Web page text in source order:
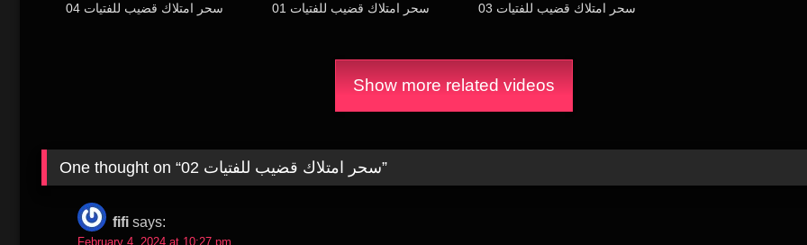
سحر امتلاك قضيب للفتيات 04 سحر امتلاك قضيب للفتيات 01 سحر امتلاك قضيب للفتيات 03
Show more related videos
One thought on “ سحر امتلاك قضيب للفتيات 02”
fifi says:
February 4, 2024 at 10:27 pm